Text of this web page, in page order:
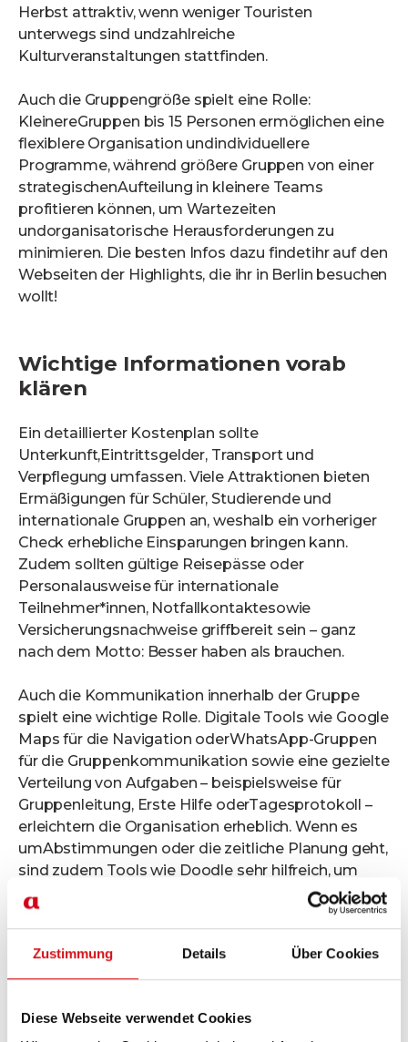
Zustimmung Details Über Cookies
Diese Webseite verwendet Cookies
Herbst attraktiv, wenn weniger Touristen
unterwegs sind undzahlreiche
Kulturveranstaltungen stattfinden.
Auch die Gruppengröße spielt eine Rolle:
KleinereGruppen bis 15 Personen ermöglichen eine
flexiblere Organisation undindividuellere
Programme, während größere Gruppen von einer
strategischenAufteilung in kleinere Teams
profitieren können, um Wartezeiten
undorganisatorische Herausforderungen zu
minimieren. Die besten Infos dazu findetihr auf den
Webseiten der Highlights, die ihr in Berlin besuchen
wollt!
Wichtige Informationen vorab
klären
Ein detaillierter Kostenplan sollte
Unterkunft,Eintrittsgelder, Transport und
Verpflegung umfassen. Viele Attraktionen bieten
Ermäßigungen für Schüler, Studierende und
internationale Gruppen an, weshalb ein vorheriger
Check erhebliche Einsparungen bringen kann.
Zudem sollten gültige Reisepässe oder
Personalausweise für internationale
Teilnehmer*innen, Notfallkontaktesowie
Versicherungsnachweise griffbereit sein – ganz
nach dem Motto: Besser haben als brauchen.
Auch die Kommunikation innerhalb der Gruppe
spielt eine wichtige Rolle. Digitale Tools wie Google
Maps für die Navigation oderWhatsApp-Gruppen
für die Gruppenkommunikation sowie eine gezielte
Verteilung von Aufgaben – beispielsweise für
Gruppenleitung, Erste Hilfe oderTagesprotokoll –
erleichtern die Organisation erheblich. Wenn es
umAbstimmungen oder die zeitliche Planung geht,
sind zudem Tools wie Doodle sehr hilfreich, um
schnell und direkt Umfragen unter den
Teilnehmenden durchzuführen.
Programmgestaltung: Balance zwischen
Eine abwechslungsreiche Programmgestaltung,